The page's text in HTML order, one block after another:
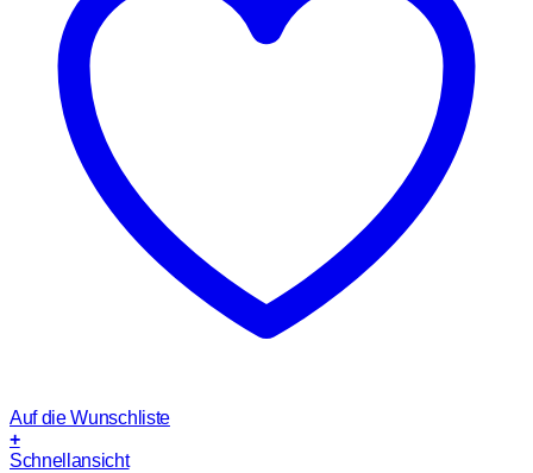
Auf die Wunschliste
+
Schnellansicht